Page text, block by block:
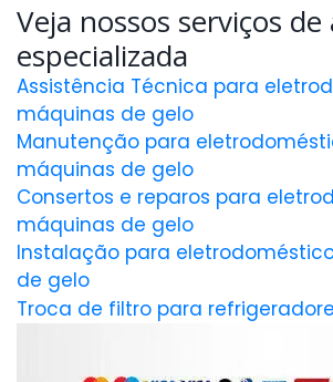
Veja nossos serviços de
especializada
Assistência Técnica para
máquinas de gelo
Manutenção para
máquinas de gelo
Consertos e reparos para
máquinas de gelo
Instalação para
de gelo
Troca de filtro para